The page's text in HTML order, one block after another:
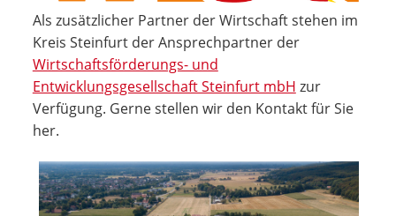
Als zusätzlicher Partner der Wirtschaft stehen im
Kreis Steinfurt der Ansprechpartner der
Wirtschaftsförderungs- und
Entwicklungsgesellschaft Steinfurt mbH zur
Verfügung. Gerne stellen wir den Kontakt für Sie
her.